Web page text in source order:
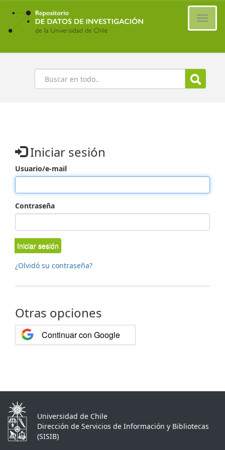
Ir
contenido
principal
Buscar
Iniciar sesión
Usuario/e-mail
Contraseña
Iniciar sesión
¿Olvidó su contraseña?
Otras opciones
Continuar con Google
Universidad de Chile
Dirección de Servicios de Información y Bibliotecas
(SISIB)